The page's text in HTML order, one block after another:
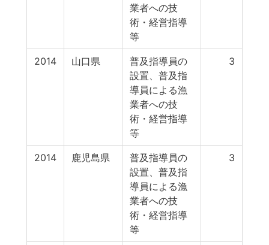
業者への技
術・経営指導
等
2014 山口県
普及指導員の
設置、普及指
導員による漁
業者への技
術・経営指導
等
3
2014 鹿児島県
普及指導員の
設置、普及指
導員による漁
業者への技
術・経営指導
等
3